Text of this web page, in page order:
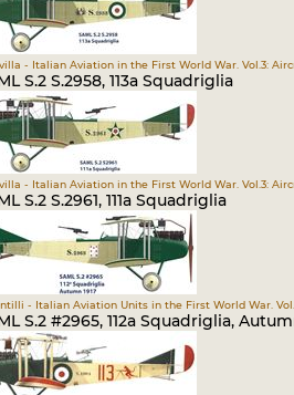
- Italian Aviation in the First World War. Vol.3:
S.2 S.2958, 113a Squadriglia
- Italian Aviation in the First World War. Vol.3:
S.2 S.2961, 111a Squadriglia
- Italian Aviation Units in the First World War.
S.2 #2965, 112a Squadriglia,